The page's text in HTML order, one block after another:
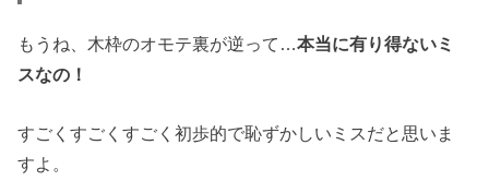
もうね、木枠のオモテ裏が逆って…本当に有り得ないミ
スなの！
すごくすごくすごく初歩的で恥ずかしいミスだと思いま
すよ。